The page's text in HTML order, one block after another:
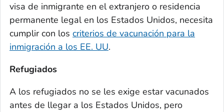
visa de inmigrante en el extranjero o residencia
permanente legal en los Estados Unidos, necesita
cumplir con los criterios de vacunación para la
inmigración a los EE. UU.
Refugiados
A los refugiados no se les exige estar vacunados
antes de llegar a los Estados Unidos, pero